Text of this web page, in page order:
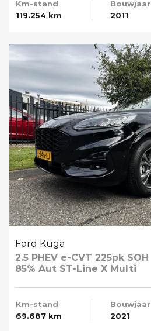
Km-stand
119.254 km
Bouwjaar
2011
Ford Kuga
2.5 PHEV e-CVT 225pk SOH
85% Aut ST-Line X Multi
Km-stand
69.687 km
Bouwjaar
2021